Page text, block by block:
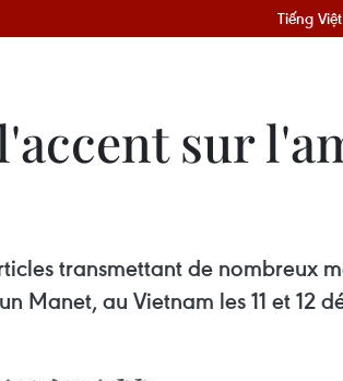
Tiếng Việt
sur
transmettant de nombreux
Manet, au Vietnam les 11 et 12